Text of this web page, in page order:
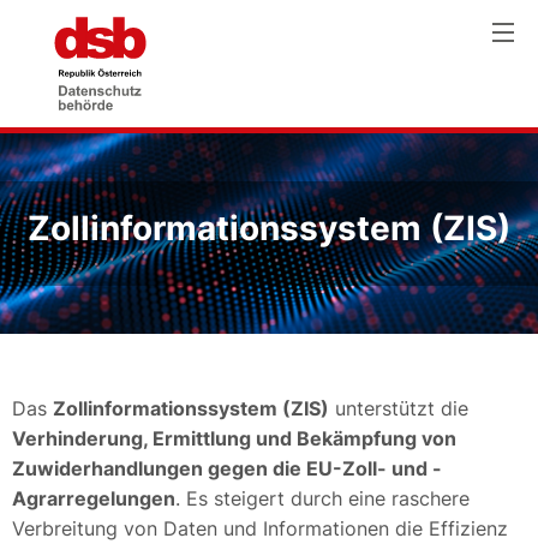
Zollinformationssystem (ZIS)
Das Zollinformationssystem (ZIS) unterstützt die
Verhinderung, Ermittlung und Bekämpfung von
Zuwiderhandlungen gegen die EU-Zoll- und -
Agrarregelungen. Es steigert durch eine raschere
Verbreitung von Daten und Informationen die Effizienz